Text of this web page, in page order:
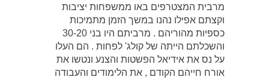
מרבית המצטרפים באו ממשפחות יציבות
וקצתם אפילו נהנו במשך הזמן מתמיכות
כספיות מהוריהם . מרביתם היו בני 30-20
והשכלתם הייתה של קולג' לפחות . הם העלו
על נס את אידיאל הפשטות והצנע ונטשו את
אורח חייהם הקודם , את הלימודים והעבודה